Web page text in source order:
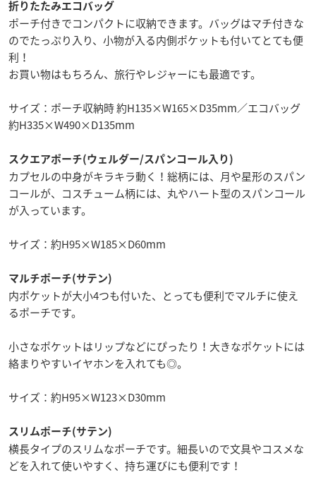
折りたたみエコバッグ
ポーチ付きでコンパクトに収納できます。バッグはマチ付きな
のでたっぷり入り、小物が入る内側ポケットも付いてとても便
利！
お買い物はもちろん、旅行やレジャーにも最適です。
サイズ：ポーチ収納時 約H135×W165×D35mm／エコバッグ
約H335×W490×D135mm
スクエアポーチ(ウェルダー/スパンコール入り)
カプセルの中身がキラキラ動く！総柄には、月や星形のスパン
コールが、コスチューム柄には、丸やハート型のスパンコール
が入っています。
サイズ：約H95×W185×D60mm
マルチポーチ(サテン)
内ポケットが大小4つも付いた、とっても便利でマルチに使え
るポーチです。
小さなポケットはリップなどにぴったり！大きなポケットには
絡まりやすいイヤホンを入れても◎。
サイズ：約H95×W123×D30mm
スリムポーチ(サテン)
横長タイプのスリムなポーチです。細長いので文具やコスメな
どを入れて使いやすく、持ち運びにも便利です！